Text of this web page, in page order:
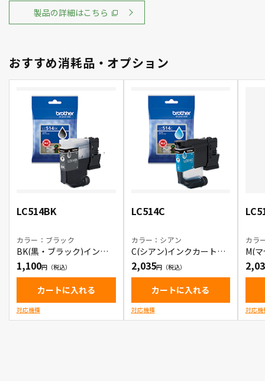
製品の詳細はこちら
おすすめ消耗品・オプション
LC514BK
カラー：ブラック
BK(黒・ブラック)インク
カートリッジ
1,100
カートに入れる
対応機種
LC514C
カラー：シアン
C(シアン)インクカートリ
ッジ
2,035
カートに入れる
対応機種
カラ
M(
リッ
対応機